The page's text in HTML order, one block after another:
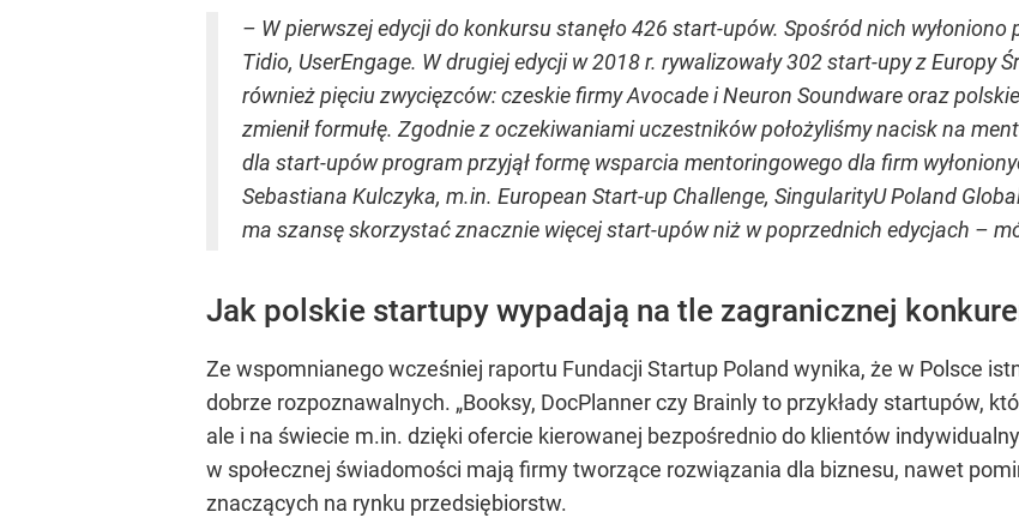
– W pierwszej edycji do konkursu stanęło 426 start-upów. Spośród nich
Tidio, UserEngage. W drugiej edycji w 2018 r. rywalizowały 302 start-upy z Europy
również pięciu zwycięzców: czeskie firmy Avocade i Neuron Soundware oraz
zmienił formułę. Zgodnie z oczekiwaniami uczestników położyliśmy nacisk na
dla start-upów program przyjął formę wsparcia mentoringowego dla firm
Sebastiana Kulczyka, m.in. European Start-up Challenge, SingularityU Poland
ma szansę skorzystać znacznie więcej start-upów niż w poprzednich edycjach –
Jak polskie startupy wypadają na tle zagranicznej
Ze wspomnianego wcześniej raportu Fundacji Startup Poland wynika, że w Polsce
dobrze rozpoznawalnych. „Booksy, DocPlanner czy Brainly to przykłady startupów,
ale i na świecie m.in. dzięki ofercie kierowanej bezpośrednio do klientów
w społecznej świadomości mają firmy tworzące rozwiązania dla biznesu, nawet
znaczących na rynku przedsiębiorstw.